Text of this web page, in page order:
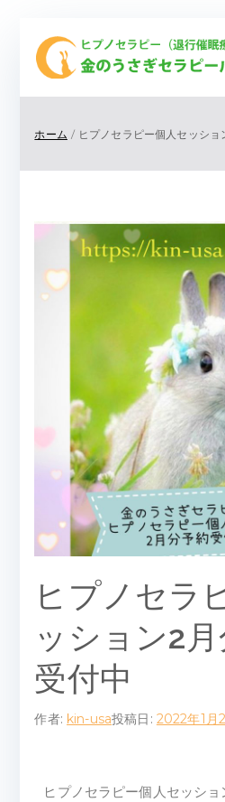
ホーム ヒプノセラピー個人セッシ
ヒプノセラ
ッション2
受付中
作者: kin-usa投稿日: 2022年1月
ヒプノセラピー個人セッシ